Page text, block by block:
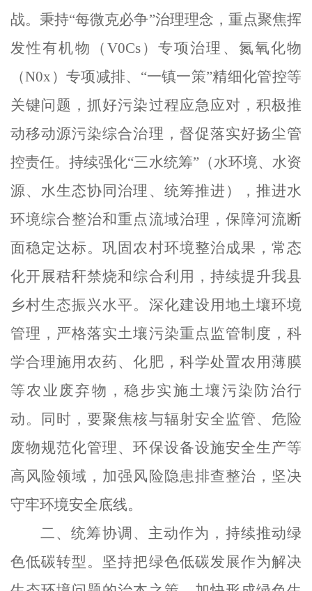
战。秉持“每微克必争”治理理念，重点聚焦挥
发性有机物（V0Cs）专项治理、氮氧化物
（N0x）专项减排、“一镇一策”精细化管控等
关键问题，抓好污染过程应急应对，积极推
动移动源污染综合治理，督促落实好扬尘管
控责任。持续强化“三水统筹”（水环境、水资
源、水生态协同治理、统筹推进），推进水
环境综合整治和重点流域治理，保障河流断
面稳定达标。巩固农村环境整治成果，常态
化开展秸秆禁烧和综合利用， 持续提升我县
乡村生态振兴水平。 深化建设用地土壤环境
管理， 严格落实土壤污染重点监管制度，科
学合理施用农药、化肥，科学处置农用薄膜
等农业废弃物，稳步实施土壤污染防治行
动。同时，要聚焦核与辐射安全监管、危险
废物规范化管理、环保设备设施安全生产等
高风险领域， 加强风险隐患排查整治， 坚决
守牢环境安全底线。
二、统筹协调、主动作为，持续推动绿
色低碳转型。 坚持把绿色低碳发展作为解决